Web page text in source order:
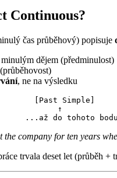
Continuous?
čas průběhový) popisuje
dějem (předminulost)
(průběhovost)
, ne na výsledku
[Past Simple]
↑
the company for ten years
trvala deset let (průběh